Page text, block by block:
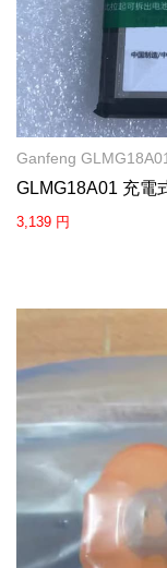
Ganfeng GLMG18A01
GLMG18A01 充電
3,139 円